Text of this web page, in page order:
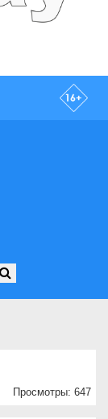
Просмотры: 647